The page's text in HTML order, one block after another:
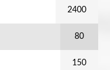
2400
80
150